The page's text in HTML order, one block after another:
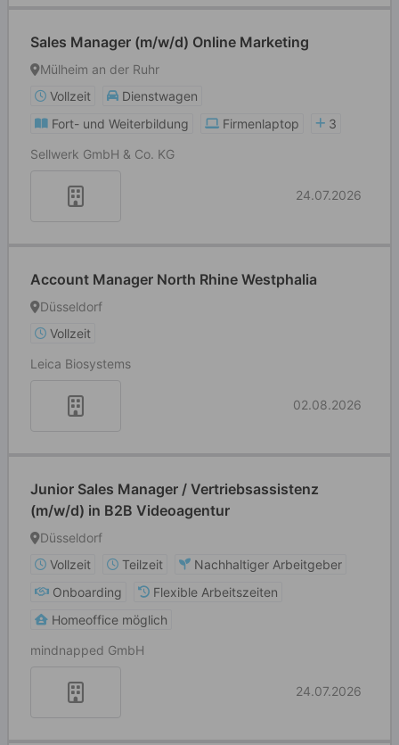
Sales Manager (m/w/d) Online Marketing
Mülheim an der Ruhr
Vollzeit
Dienstwagen
Fort- und Weiterbildung
Firmenlaptop
3
Sellwerk GmbH & Co. KG
24.07.2026
Account Manager North Rhine Westphalia
Düsseldorf
Vollzeit
Leica Biosystems
02.08.2026
Junior Sales Manager / Vertriebsassistenz
(m/w/d) in B2B Videoagentur
Düsseldorf
Vollzeit
Teilzeit
Nachhaltiger Arbeitgeber
Onboarding
Flexible Arbeitszeiten
Homeoffice möglich
mindnapped GmbH
24.07.2026